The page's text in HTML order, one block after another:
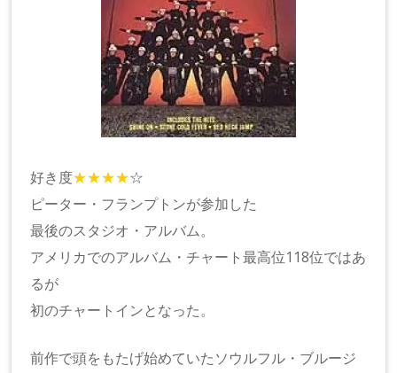
好き度★★★★☆
ピーター・フランプトンが参加した
最後のスタジオ・アルバム。
アメリカでのアルバム・チャート最高位118位ではあ
るが
初のチャートインとなった。
前作で頭をもたげ始めていたソウルフル・ブルージ